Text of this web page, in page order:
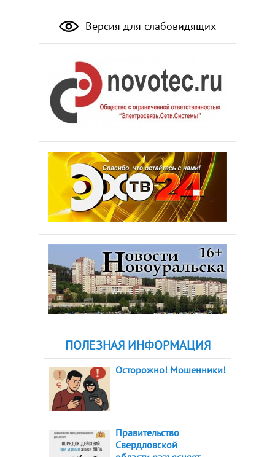
Версия для слабовидящих
ПОЛЕЗНАЯ ИНФОРМАЦИЯ
Осторожно! Мошенники!
Правительство
Свердловской